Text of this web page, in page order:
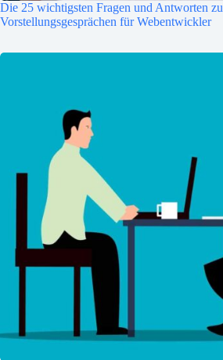
Die 25 wichtigsten Fragen und Antworten zu
Vorstellungsgesprächen für Webentwickler